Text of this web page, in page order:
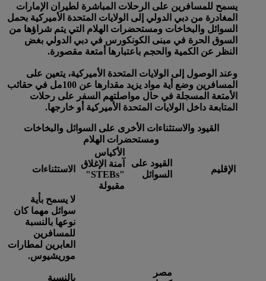
يسمح للمسافرين على الرحلات المباشرة لطيران الإمارات
المغادرة من دبي الدولي إلى الولايات المتحدة الأميركية بحمل
السوائل والبخاخات ومستحضرات الهلام التي يتم شراؤها من
السوق الحرة في مبنى الكونكورس في دبي الدولي بغض
النظر عن الكمية والحجم باعتبارها أمتعة مقصورة.
وعند الوصول إلى الولايات المتحدة الأميركية، يتعين على
المسافرين وضع أية مواد يزيد مقدارها عن 100مل في حقائب
الأمتعة المسجلة في حال مواصلتهم السفر على رحلات
المتابعة داخل الولايات المتحدة الأميركية أو خارجها.
القيود والاستثناءات الأخرى على السوائل والبخاخات
ومستحضرات الهلام
الإقليم
القيود على
السوائل
الأكياس
آمنة الإغلاق
"STEBs"
مقبولة
الاستثناءات
مصر
لا يسمح بأية
سوائل مهما كان
نوعها بالنسبة
للمسافرين
العابرين لمطارات
موريشيوس.
بالنسبة